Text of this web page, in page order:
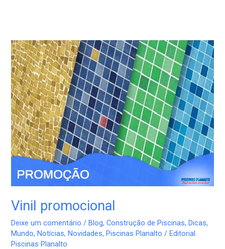
Vinil promocional
Deixe um comentário /Blog,Construção de Piscinas,Dicas,
Mundo,Notícias,Novidades,Piscinas Planalto /Editorial
Piscinas Planalto
Vinil
promocional